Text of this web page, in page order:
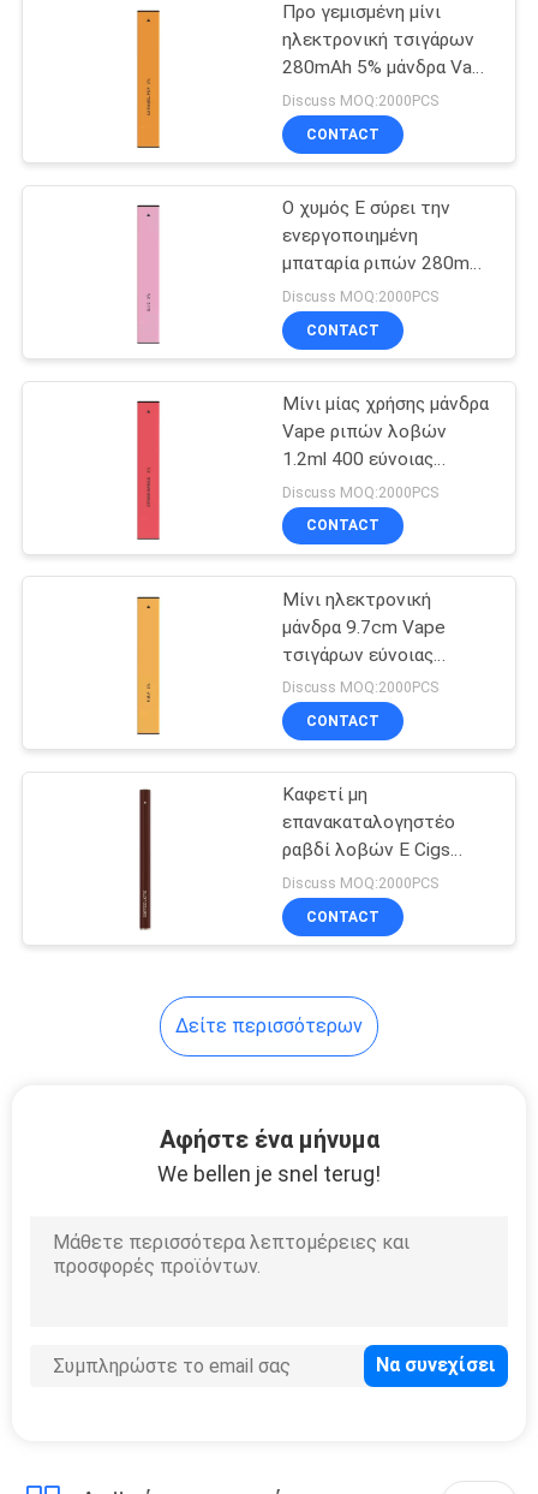
Προ γεμισμένη μίνι
ηλεκτρονική τσιγάρων
280mAh 5% μάνδρα Vape
νικοτίνης μίας χρήσης
Discuss MOQ:2000PCS
CONTACT
Ο χυμός Ε σύρει την
ενεργοποιημένη
μπαταρία ριπών 280mAh
μανδρών 1.5ml 300 Vape
Discuss MOQ:2000PCS
CONTACT
Μίνι μίας χρήσης μάνδρα
Vape ριπών λοβών
1.2ml 400 εύνοιας
φραουλών
Discuss MOQ:2000PCS
CONTACT
Μίνι ηλεκτρονική
μάνδρα 9.7cm Vape
τσιγάρων εύνοιας
ανανά/400 ριπές μήκος
Discuss MOQ:2000PCS
CONTACT
Καφετί μη
επανακαταλογηστέο
ραβδί λοβών Ε Cigs
3.0ohm 280mAh 1.3ml
μίας χρήσης Vape
Discuss MOQ:2000PCS
CONTACT
Δείτε περισσότερων
Αφήστε ένα μήνυμα
We bellen je snel terug!